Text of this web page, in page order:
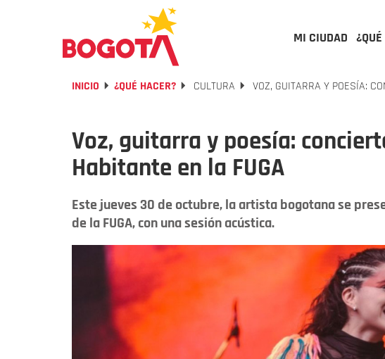
MI CIUDAD
INICIO ¿QUÉ HACER? CULTURA VOZ, GUITARRA Y POESÍA:
Voz, guitarra y poesía:
Habitante en la FUGA
Este jueves 30 de octubre, la artista bogotana se
de la FUGA, con una sesión acústica.